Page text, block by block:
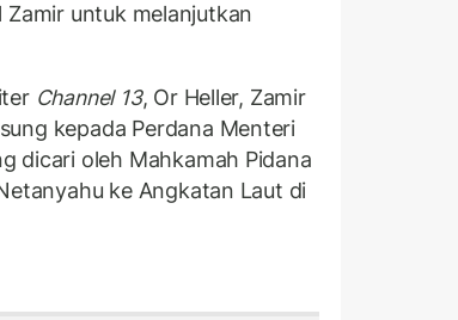
Zamir untuk melanjutkan
Channel 13, Or Heller, Zamir
kepada Perdana Menteri
dicari oleh Mahkamah Pidana
ke Angkatan Laut di